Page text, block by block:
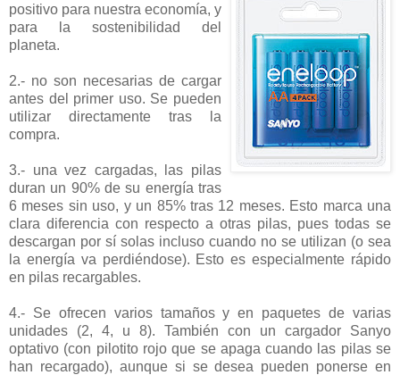
positivo para nuestra economía, y
para la sostenibilidad del
planeta.
2.- no son necesarias de cargar
antes del primer uso. Se pueden
utilizar directamente tras la
compra.
3.- una vez cargadas, las pilas
duran un 90% de su energía tras
6 meses sin uso, y un 85% tras 12 meses. Esto marca una
clara diferencia con respecto a otras pilas, pues todas se
descargan por sí solas incluso cuando no se utilizan (o sea
la energía va perdiéndose). Esto es especialmente rápido
en pilas recargables.
4.- Se ofrecen varios tamaños y en paquetes de varias
unidades (2, 4, u 8). También con un cargador Sanyo
optativo (con pilotito rojo que se apaga cuando las pilas se
han recargado), aunque si se desea pueden ponerse en